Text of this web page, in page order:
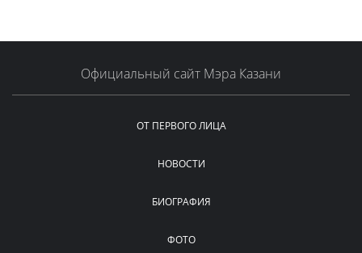
Официальный сайт Мэра Казани
ОТ ПЕРВОГО ЛИЦА
НОВОСТИ
БИОГРАФИЯ
ФОТО